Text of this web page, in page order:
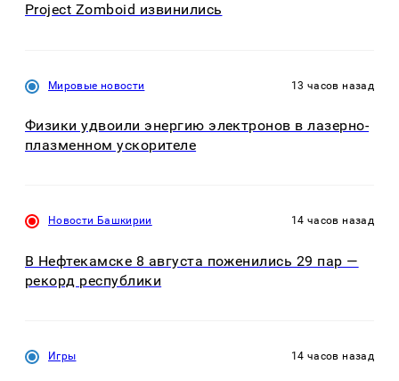
Project Zomboid извинились
Мировые новости 13 часов назад
Физики удвоили энергию электронов в лазерно-
плазменном ускорителе
Новости Башкирии 14 часов назад
В Нефтекамске 8 августа поженились 29 пар —
рекорд республики
Игры 14 часов назад